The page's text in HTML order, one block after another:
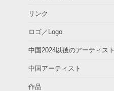
リンク
ロゴ／Logo
中国2024以後のアーティスト
中国アーティスト
作品